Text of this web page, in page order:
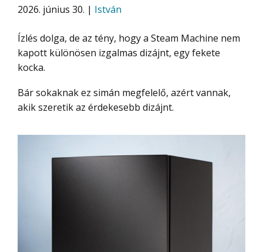
2026. június 30. | István
Ízlés dolga, de az tény, hogy a Steam Machine nem
kapott különösen izgalmas dizájnt, egy fekete
kocka.
Bár sokaknak ez simán megfelelő, azért vannak,
akik szeretik az érdekesebb dizájnt.